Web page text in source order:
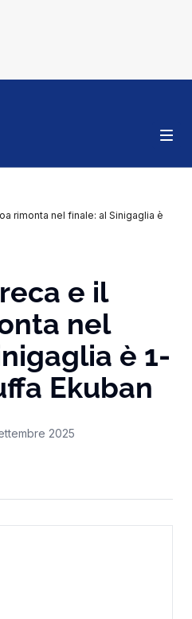
rimonta nel finale: al Sinigaglia è
e il
nel
è 1-
Ekuban
2025